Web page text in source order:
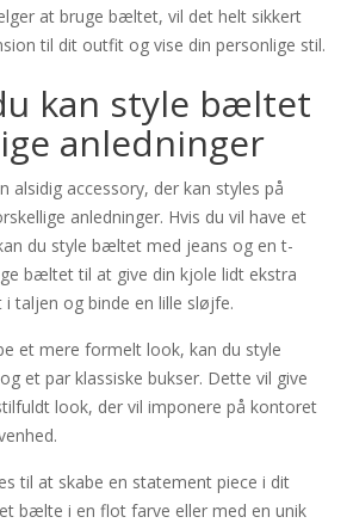
at bruge bæltet, vil det helt sikkert
til dit outfit og vise din personlige stil.
kan style bæltet
anledninger
accessory, der kan styles på
anledninger. Hvis du vil have et
du style bæltet med jeans og en t-
bæltet til at give din kjole lidt ekstra
taljen og binde en lille sløjfe.
et mere formelt look, kan du style
et par klassiske bukser. Dette vil give
look, der vil imponere på kontoret
til at skabe en statement piece i dit
bælte i en flot farve eller med en unik